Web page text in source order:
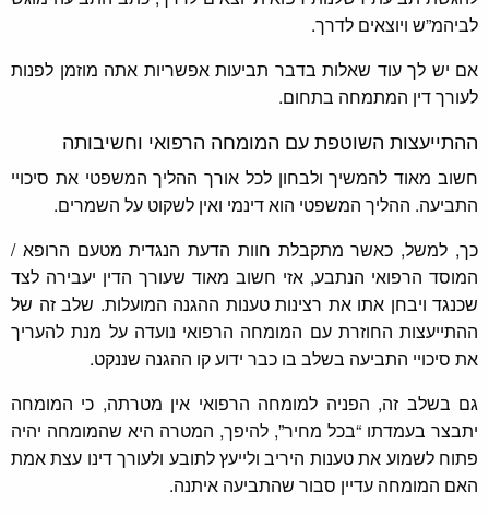
לביהמ”ש ויוצאים לדרך.
אם יש לך עוד שאלות בדבר תביעות אפשריות אתה מוזמן לפנות
לעורך דין המתמחה בתחום.
ההתייעצות השוטפת עם המומחה הרפואי וחשיבותה
חשוב מאוד להמשיך ולבחון לכל אורך ההליך המשפטי את סיכויי
התביעה. ההליך המשפטי הוא דינמי ואין לשקוט על השמרים.
כך, למשל, כאשר מתקבלת חוות הדעת הנגדית מטעם הרופא /
המוסד הרפואי הנתבע, אזי חשוב מאוד שעורך הדין יעבירה לצד
שכנגד ויבחן אתו את רצינות טענות ההגנה המועלות. שלב זה של
ההתייעצות החוזרת עם המומחה הרפואי נועדה על מנת להעריך
את סיכויי התביעה בשלב בו כבר ידוע קו ההגנה שננקט.
גם בשלב זה, הפניה למומחה הרפואי אין מטרתה, כי המומחה
יתבצר בעמדתו “בכל מחיר”, להיפך, המטרה היא שהמומחה יהיה
פתוח לשמוע את טענות היריב ולייעץ לתובע ולעורך דינו עצת אמת
האם המומחה עדיין סבור שהתביעה איתנה.